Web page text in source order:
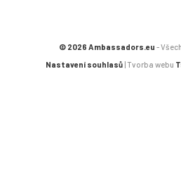
© 2026 Ambassadors.eu -
Nastavení souhlasů| Tvorba webu